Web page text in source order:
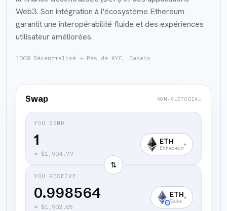
Web3. Son intégration à l'écosystème Ethereum
garantit une interopérabilité fluide et des expériences
utilisateur améliorées.
100% Décentralisé — Pas de KYC, Jamais
Swap NON-CUSTODIAL
YOU SEND
≈ $1,904.79
ETH
Ethereum
▾
⇅
YOU RECEIVE
0.998564
≈ $1,902.05
ETH
Base
▾